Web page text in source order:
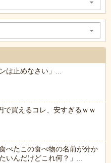
は止めなさい」...
で買えるコレ、安すぎるｗｗ
べたこの食べ物の名前が分か
いんだけどこれ何？」...